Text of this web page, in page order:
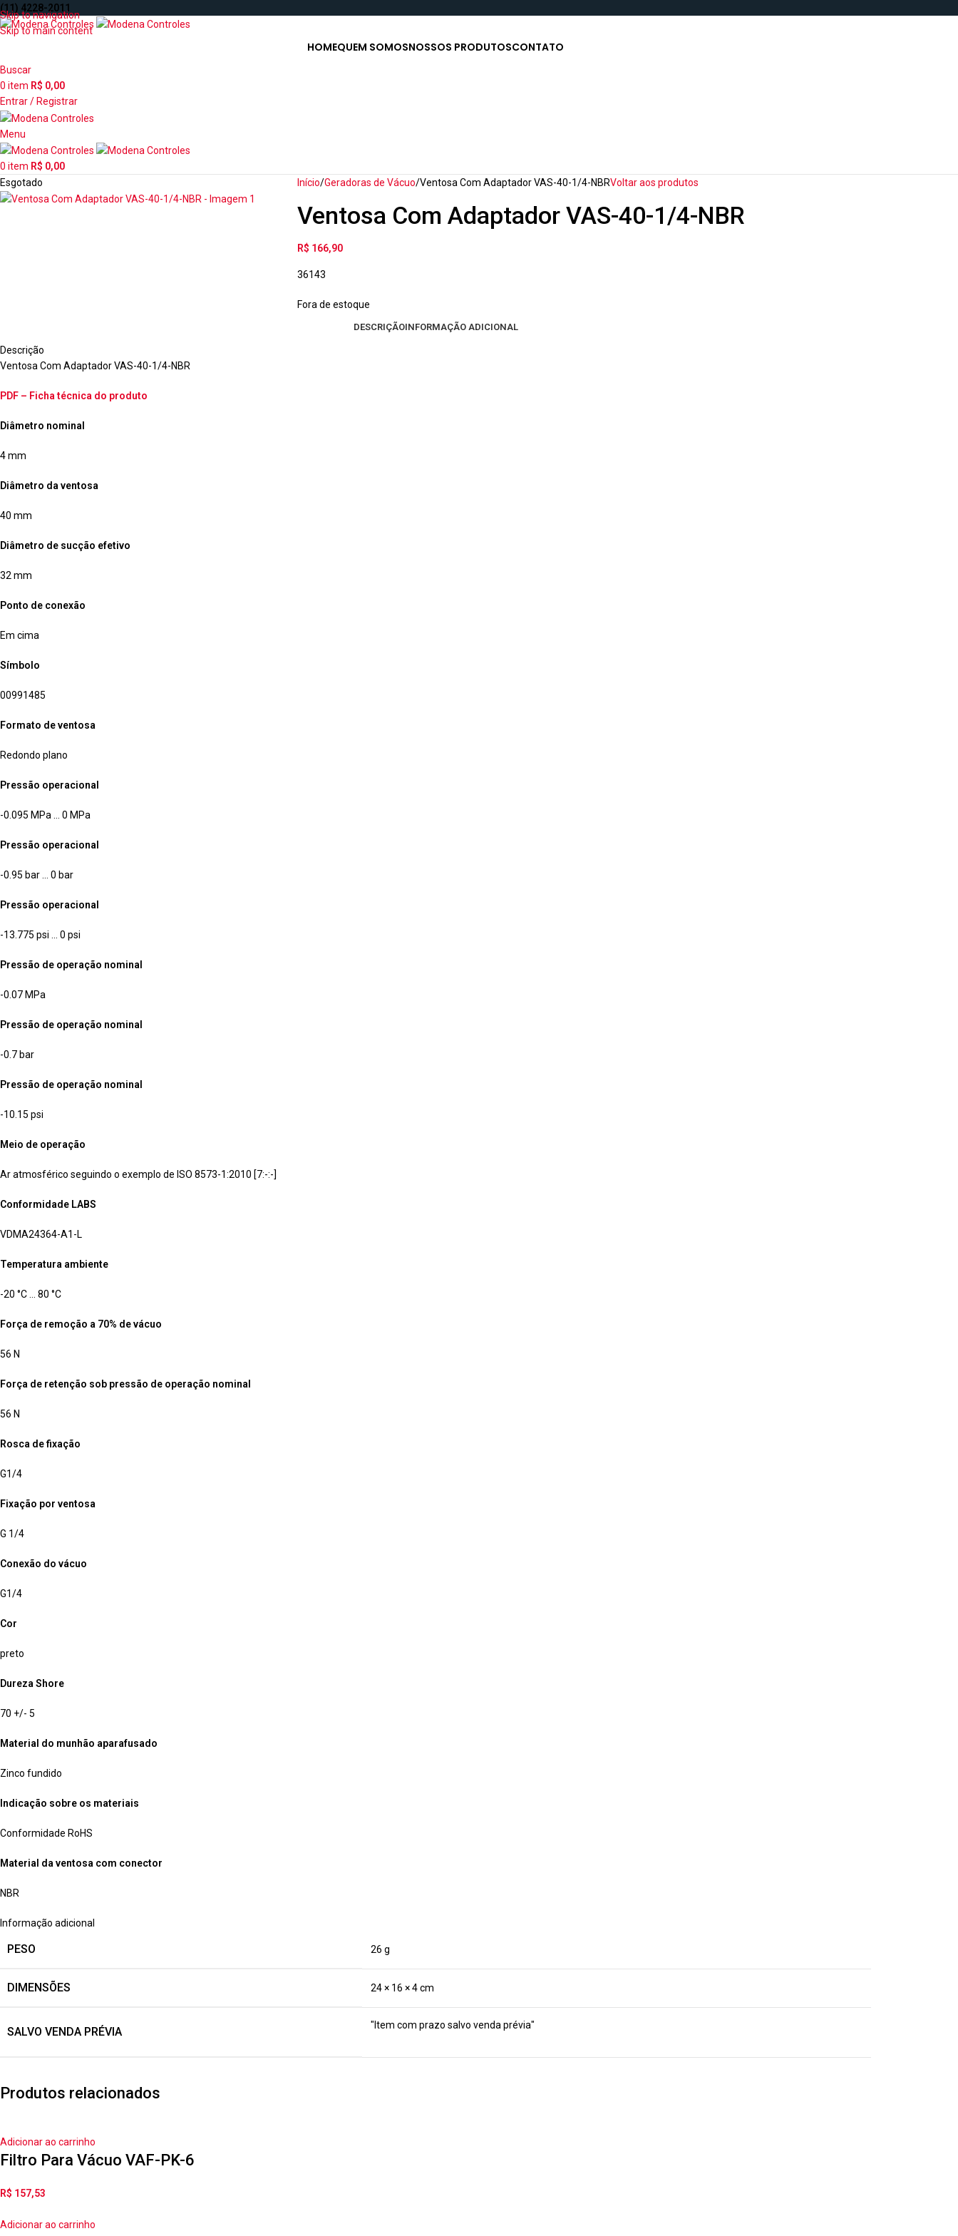
Skip to navigation
Skip to main content
(11) 4228-2011
HOMEQUEM SOMOSNOSSOS PRODUTOSCONTATO
Buscar
0 item R$ 0,00
Entrar / Registrar
Menu
0 item R$ 0,00
Esgotado
Início Geradoras de Vácuo Ventosa Com Adaptador VAS-40-1/4-NBRVoltar aos produtos
Ventosa Com Adaptador VAS-40-1/4-NBR
R$ 166,90
36143
Fora de estoque
DESCRIÇÃOINFORMAÇÃO ADICIONAL
Descrição
Ventosa Com Adaptador VAS-40-1/4-NBR
PDF – Ficha técnica do produto
Diâmetro nominal
4 mm
Diâmetro da ventosa
40 mm
Diâmetro de sucção efetivo
32 mm
Ponto de conexão
Em cima
Símbolo
00991485
Formato de ventosa
Redondo plano
Pressão operacional
-0.095 MPa … 0 MPa
Pressão operacional
-0.95 bar … 0 bar
Pressão operacional
-13.775 psi … 0 psi
Pressão de operação nominal
-0.07 MPa
Pressão de operação nominal
-0.7 bar
Pressão de operação nominal
-10.15 psi
Meio de operação
Ar atmosférico seguindo o exemplo de ISO 8573-1:2010 [7:-:-]
Conformidade LABS
VDMA24364-A1-L
Temperatura ambiente
-20 °C … 80 °C
Força de remoção a 70% de vácuo
56 N
Força de retenção sob pressão de operação nominal
56 N
Rosca de fixação
G1/4
Fixação por ventosa
G 1/4
Conexão do vácuo
G1/4
Cor
preto
Dureza Shore
70 +/- 5
Material do munhão aparafusado
Zinco fundido
Indicação sobre os materiais
Conformidade RoHS
Material da ventosa com conector
NBR
Informação adicional
PESO 26 g
DIMENSÕES 24 × 16 × 4 cm
SALVO VENDA PRÉVIA "Item com prazo salvo venda prévia"
Produtos relacionados
Adicionar ao carrinho
Filtro Para Vácuo VAF-PK-6
R$ 157,53
Adicionar ao carrinho